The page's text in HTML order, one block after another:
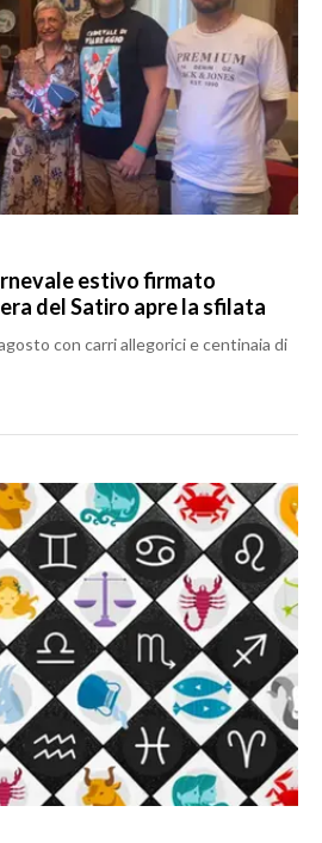
estivo firmato
del Satiro apre la sfilata
con carri allegorici e centinaia di